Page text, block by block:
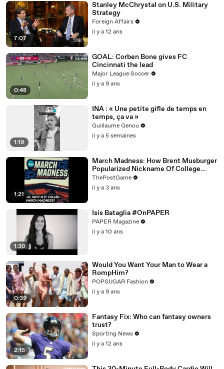
7:07
Stanley McChrystal on U.S. Military
Strategy
Foreign Affairs
il y a 12 ans
0:48
GOAL: Corben Bone gives FC
Cincinnati the lead
Major League Soccer
il y a 9 ans
1:19
INA : « Une petite gifle de temps en
temps, ça va »
Guillaume Genou
il y a 5 semaines
1:21
March Madness: How Brent Musburger
Popularized Nickname Of College
Basketball's Signature Event
ThePostGame
il y a 3 ans
1:30
Isis Bataglia #OnPAPER
PAPER Magazine
il y a 10 ans
0:39
Would You Want Your Man to Wear a
RompHim?
POPSUGAR Fashion
il y a 9 ans
2:15
Fantasy Fix: Who can fantasy owners
trust?
Sporting News
il y a 12 ans